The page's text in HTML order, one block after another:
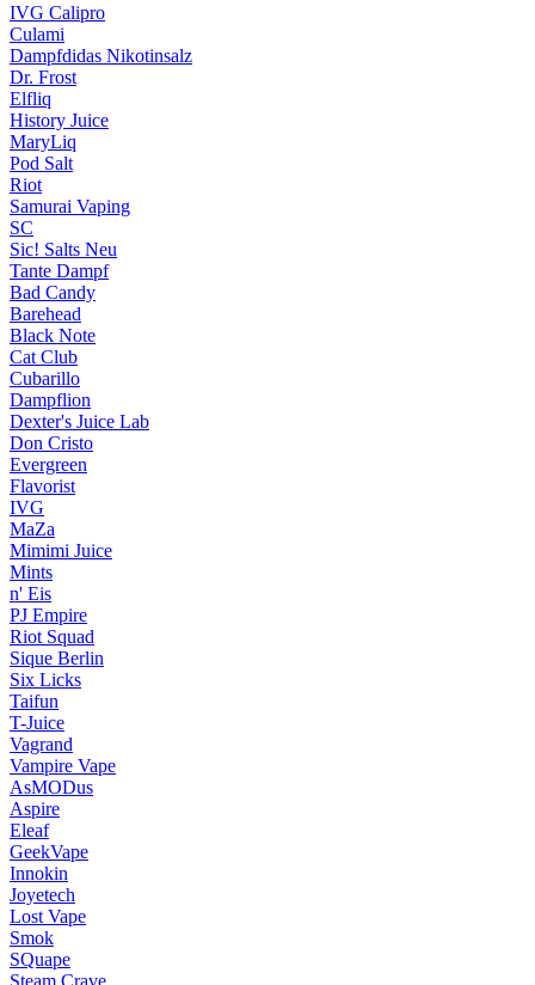
IVG Calipro
Culami
Dampfdidas Nikotinsalz
Dr. Frost
Elfliq
History Juice
MaryLiq
Pod Salt
Riot
Samurai Vaping
SC
Sic! Salts Neu
Tante Dampf
Bad Candy
Barehead
Black Note
Cat Club
Cubarillo
Dampflion
Dexter's Juice Lab
Don Cristo
Evergreen
Flavorist
IVG
MaZa
Mimimi Juice
Mints
n' Eis
PJ Empire
Riot Squad
Sique Berlin
Six Licks
Taifun
T-Juice
Vagrand
Vampire Vape
AsMODus
Aspire
Eleaf
GeekVape
Innokin
Joyetech
Lost Vape
Smok
SQuape
Steam Crave